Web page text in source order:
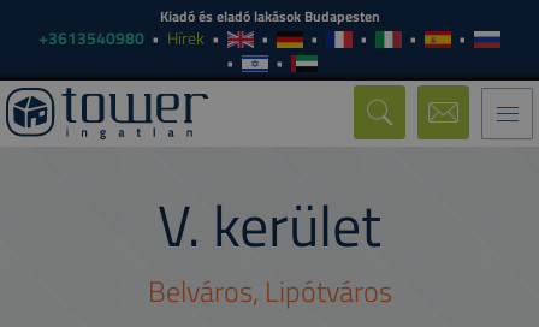
Kiadó és eladó lakások Budapesten
+3613540980 Hírek
V. kerület
Belváros, Lipótváros